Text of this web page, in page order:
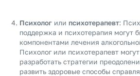
Психолог или психотерапевт:
поддержка и психотерапия могут
компонентами лечения
Психолог или психотерапевт
разработать стратегии
развить здоровые способы